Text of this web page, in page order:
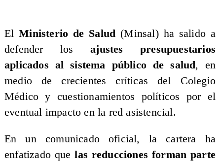
ElMinisterio de Salud (Minsal) ha salido a
defender losajustes presupuestarios
aplicados al sistema público de salud, en
medio de crecientes críticas del Colegio
Médico y cuestionamientos políticos por el
eventual impacto en la red asistencial.
En un comunicado oficial, la cartera ha
enfatizado quelas reducciones forman parte